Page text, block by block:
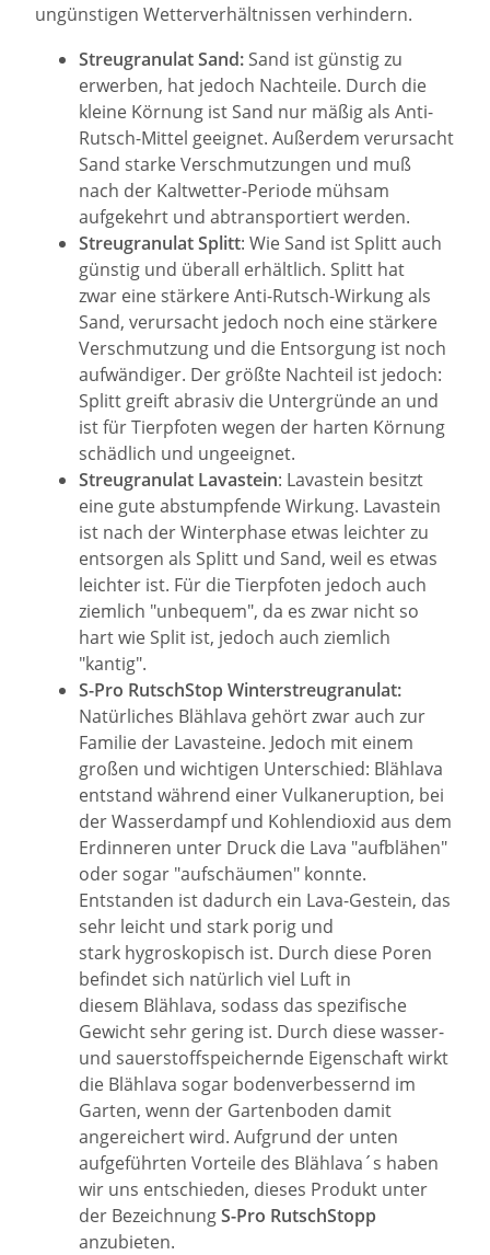
ungünstigen Wetterverhältnissen verhindern.
Streugranulat Sand: Sand ist günstig zu
erwerben, hat jedoch Nachteile. Durch die
kleine Körnung ist Sand nur mäßig als Anti-
Rutsch-Mittel geeignet. Außerdem verursacht
Sand starke Verschmutzungen und muß
nach der Kaltwetter-Periode mühsam
aufgekehrt und abtransportiert werden.
Streugranulat Splitt: Wie Sand ist Splitt auch
günstig und überall erhältlich. Splitt hat
zwar eine stärkere Anti-Rutsch-Wirkung als
Sand, verursacht jedoch noch eine stärkere
Verschmutzung und die Entsorgung ist noch
aufwändiger. Der größte Nachteil ist jedoch:
Splitt greift abrasiv die Untergründe an und
ist für Tierpfoten wegen der harten Körnung
schädlich und ungeeignet.
Streugranulat Lavastein: Lavastein besitzt
eine gute abstumpfende Wirkung. Lavastein
ist nach der Winterphase etwas leichter zu
entsorgen als Splitt und Sand, weil es etwas
leichter ist. Für die Tierpfoten jedoch auch
ziemlich "unbequem", da es zwar nicht so
hart wie Split ist, jedoch auch ziemlich
"kantig".
S-Pro RutschStop Winterstreugranulat:
Natürliches Blählava gehört zwar auch zur
Familie der Lavasteine. Jedoch mit einem
großen und wichtigen Unterschied: Blählava
entstand während einer Vulkaneruption, bei
der Wasserdampf und Kohlendioxid aus dem
Erdinneren unter Druck die Lava "aufblähen"
oder sogar "aufschäumen" konnte.
Entstanden ist dadurch ein Lava-Gestein, das
sehr leicht und stark porig und
stark hygroskopisch ist. Durch diese Poren
befindet sich natürlich viel Luft in
diesem Blählava, sodass das spezifische
Gewicht sehr gering ist. Durch diese wasser-
und sauerstoffspeichernde Eigenschaft wirkt
die Blählava sogar bodenverbessernd im
Garten, wenn der Gartenboden damit
angereichert wird. Aufgrund der unten
aufgeführten Vorteile des Blählava´s haben
wir uns entschieden, dieses Produkt unter
der BezeichnungS-Pro RutschStopp
anzubieten.